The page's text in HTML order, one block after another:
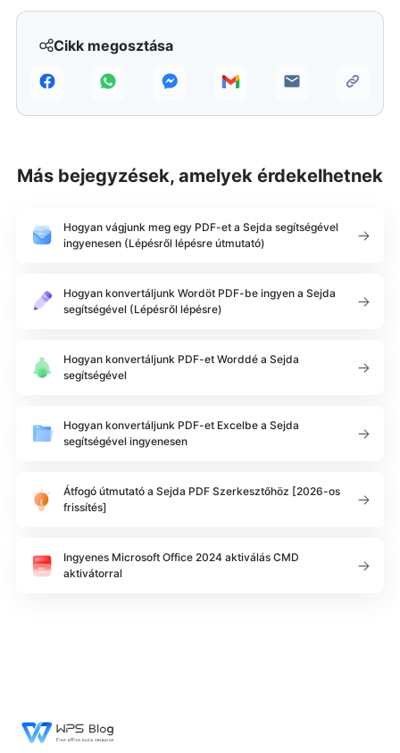
Cikk megosztása
Más bejegyzések, amelyek érdekelhetnek
Hogyan vágjunk meg egy PDF-et a Sejda segítségével
ingyenesen (Lépésről lépésre útmutató)
Hogyan konvertáljunk Wordöt PDF-be ingyen a Sejda
segítségével (Lépésről lépésre)
Hogyan konvertáljunk PDF-et Worddé a Sejda
segítségével
Hogyan konvertáljunk PDF-et Excelbe a Sejda
segítségével ingyenesen
Átfogó útmutató a Sejda PDF Szerkesztőhöz [2026-os
frissítés]
Ingyenes Microsoft Office 2024 aktiválás CMD
aktivátorral